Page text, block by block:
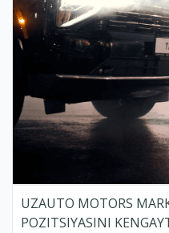
UZAUTO MOTORS
POZITSIYASINI